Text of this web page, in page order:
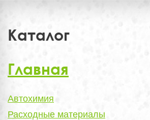
Каталог
Главная
Автохимия
Расходные материалы